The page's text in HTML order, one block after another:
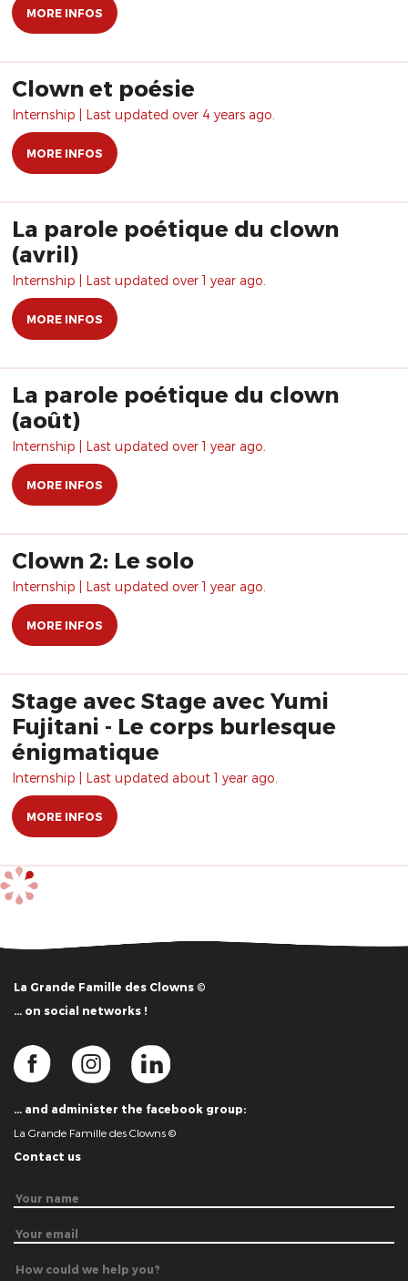
MORE INFOS
Clown et poésie
Internship | Last updated over 4 years ago.
MORE INFOS
La parole poétique du clown
(avril)
Internship | Last updated over 1 year ago.
MORE INFOS
La parole poétique du clown
(août)
Internship | Last updated over 1 year ago.
MORE INFOS
Clown 2: Le solo
Internship | Last updated over 1 year ago.
MORE INFOS
Stage avec Stage avec Yumi
Fujitani - Le corps burlesque
énigmatique
Internship | Last updated about 1 year ago.
MORE INFOS
La Grande Famille des Clowns ©
… on social networks !
… and administer the facebook group:
La Grande Famille des Clowns ©
Contact us